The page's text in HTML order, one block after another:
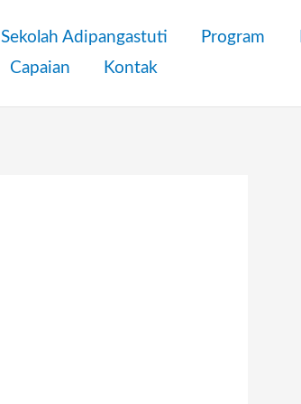
Sekolah Adipangastuti Program
Capaian Kontak